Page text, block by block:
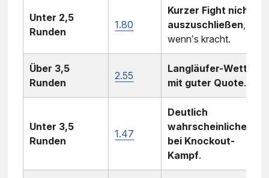
Unter 2,5
Runden
1.80
Kurzer Fight nicht
auszuschließen,
wenn’s kracht.
Über 3,5
Runden
2.55
Langläufer-Wette
mit guter Quote.
Unter 3,5
Runden
1.47
Deutlich
wahrscheinlicher
bei Knockout-
Kampf.